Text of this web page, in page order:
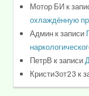
Мотор БИк
охлаждённую
Админк записи
ПетрВ к записи
Кристи3от23 к